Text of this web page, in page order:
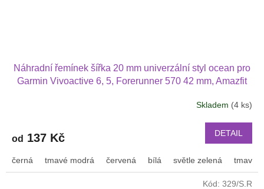
Náhradní řemínek šířka 20 mm univerzální styl ocean pro
Garmin Vivoactive 6, 5, Forerunner 570 42 mm, Amazfit
Skladem (4 ks)
od 137 Kč DETAIL
černá tmavé modrá červená bílá světle zelená tmavě
Kód: 329/S.R